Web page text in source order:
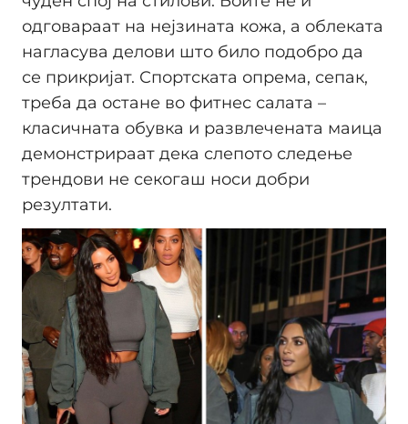
одговараат на нејзината кожа, а облеката
нагласува делови што било подобро да
се прикријат. Спортската опрема, сепак,
треба да остане во фитнес салата –
класичната обувка и развлечената маица
демонстрираат дека слепото следење
трендови не секогаш носи добри
резултати.